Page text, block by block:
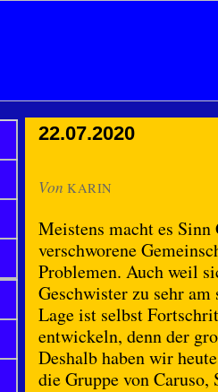
22.07.2020
Von KARIN
Meistens macht es Sinn
verschworene
Problemen. Auch weil
Geschwister zu sehr
Lage ist selbst
entwickeln, denn der
Deshalb haben wir
die Gruppe von